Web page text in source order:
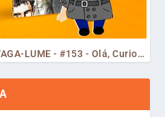
MEMÓRIAS DA COLEÇÃO VAGA-LUME - #153 - Olá, Curiosos! 2023